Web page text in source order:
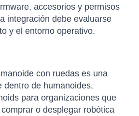
accesorios y permisos
integración debe evaluarse
y el entorno operativo.
con ruedas es una
dentro de humanoides,
para organizaciones que
o desplegar robótica